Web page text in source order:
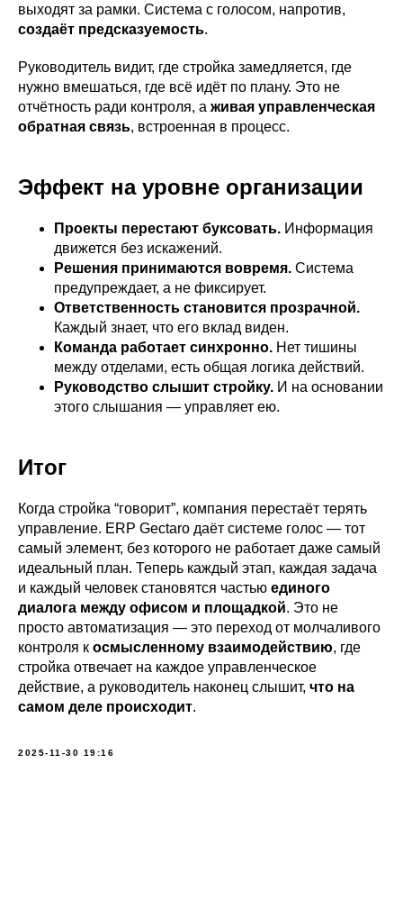
выходят за рамки. Система с голосом, напротив,
создаёт предсказуемость.
Руководитель видит, где стройка замедляется, где
нужно вмешаться, где всё идёт по плану. Это не
отчётность ради контроля, а живая управленческая
обратная связь, встроенная в процесс.
Эффект на уровне организации
Проекты перестают буксовать. Информация
движется без искажений.
Решения принимаются вовремя. Система
предупреждает, а не фиксирует.
Ответственность становится прозрачной.
Каждый знает, что его вклад виден.
Команда работает синхронно. Нет тишины
между отделами, есть общая логика действий.
Руководство слышит стройку. И на основании
этого слышания — управляет ею.
Итог
Когда стройка “говорит”, компания перестаёт терять
управление. ERP Gectaro даёт системе голос — тот
самый элемент, без которого не работает даже самый
идеальный план. Теперь каждый этап, каждая задача
и каждый человек становятся частью единого
диалога между офисом и площадкой. Это не
просто автоматизация — это переход от молчаливого
контроля к осмысленному взаимодействию, где
стройка отвечает на каждое управленческое
действие, а руководитель наконец слышит, что на
самом деле происходит.
2025-11-30 19:16